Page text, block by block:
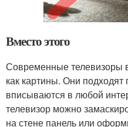
Вместо этого
Современные телевизоры
как картины. Они подходят
вписываются в любой
телевизор можно
на стене панель или